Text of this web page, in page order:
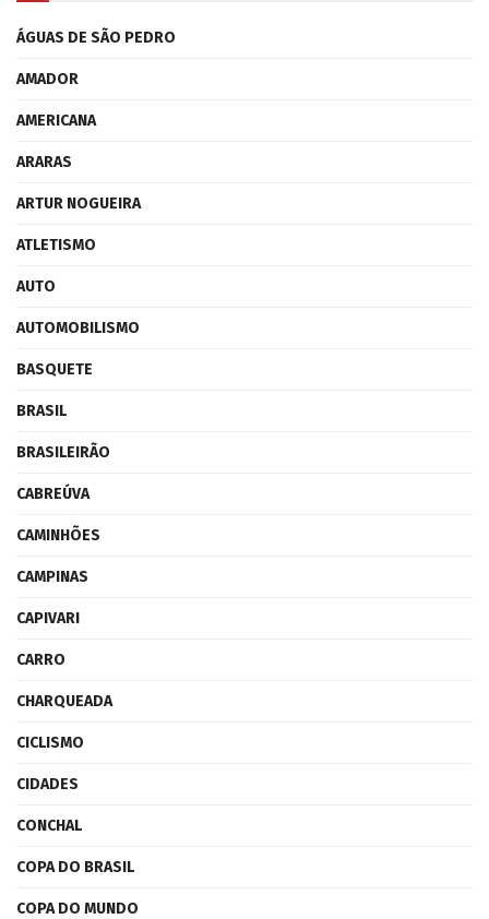
ÁGUAS DE SÃO PEDRO
AMADOR
AMERICANA
ARARAS
ARTUR NOGUEIRA
ATLETISMO
AUTO
AUTOMOBILISMO
BASQUETE
BRASIL
BRASILEIRÃO
CABREÚVA
CAMINHÕES
CAMPINAS
CAPIVARI
CARRO
CHARQUEADA
CICLISMO
CIDADES
CONCHAL
COPA DO BRASIL
COPA DO MUNDO